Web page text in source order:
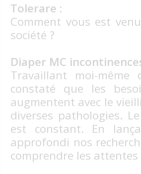
Tolerare :
Comment vous est
société ?
Diaper MC
Travaillant moi-
constaté que les
augmentent avec le
diverses pathologies.
est constant. En
approfondi nos
comprendre les